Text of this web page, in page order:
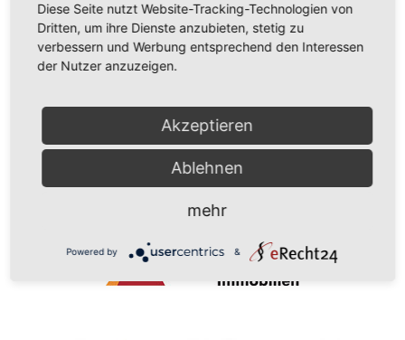
Diese Seite nutzt Website-Tracking-Technologien von
Dritten, um ihre Dienste anzubieten, stetig zu
verbessern und Werbung entsprechend den Interessen
der Nutzer anzuzeigen.
Akzeptieren
Ablehnen
mehr
Powered by &